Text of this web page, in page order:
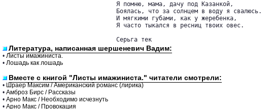
Я помню, мама, дачу под Казанкой,
Боялась, что за солнцем в воду я свалюсь.
И мягкими губами, как у жеребенка,
Я часто тыкался в ресниц твоих овес.
Серьга тек
Литература, написанная шершеневич Вадим:
• Листы имажиниста.
• Лошадь как лошадь
Вместе с книгой "Листы имажиниста." читатели смотрели:
• Шраер Максим / Американский романс (лирика)
• Амброз Бирс / Рассказы
• Арно Макс / Необходимо исчезнуть
• Арно Макс / Провокация